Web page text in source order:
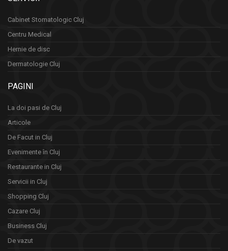
Cabinet Stomatologic Cluj
Centru Medical
Hernie de disc
Dermatologie Cluj
PAGINI
La doi pasi de Cluj
Articole
De Facut in Cluj
Evenimente în Cluj
Restaurante in Cluj
Servicii in Cluj
Shopping Cluj
Cazare Cluj
Business Cluj
De vazut